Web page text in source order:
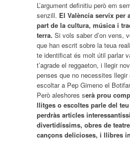
L’argument definitiu però em
senzill. El València servix per
part de la cultura, música i
terra. Si vols saber d’on vens,
que han escrit sobre la teua
te identificat és molt útil parlar
t’agrade el reggaeton, i llegir
penses que no necessites
escoltar a Pep Gimeno el
Però aleshores serà prou
llitges o escoltes parle del
perdràs articles
divertidíssims, obres de
cançons delicioses, i llibres